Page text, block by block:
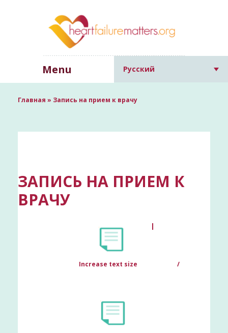
Menu Русский
Главная » Запись на прием к врачу
ЗАПИСЬ НА ПРИЕМ К
ВРАЧУ
Increase text size